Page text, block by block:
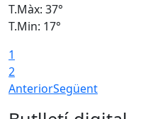
T.Màx: 37°
T.Min: 17°
1
2
AnteriorSegüent